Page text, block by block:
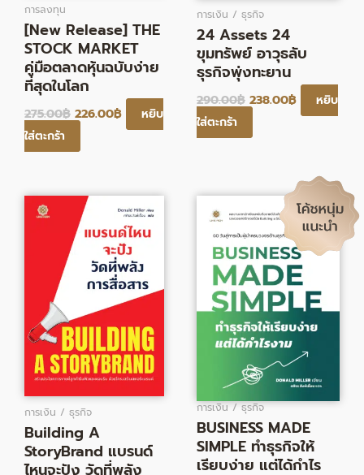
การลงทุน
[New Release] THE
STOCK MARKET
คู่มือตลาดหุ้นฉบับง่าย
ที่สุดในโลก
275.00฿ 226.00฿
หยิบ
ใส่ตะกร้า
การเงิน / ธุรกิจ
24 Assets 24
ขุมทรัพย์ อาวุธลับ
ธุรกิจพุ่งทะยาน
290.00฿ 238.00฿
หยิบ
ใส่ตะกร้า
การเงิน / ธุรกิจ
Building A
StoryBrand แบรนด์
ไหนจะปัง วัดที่พลัง
price
was:
315.00฿.
price
is:
258.00฿.
การเงิน / ธุรกิจ
BUSINESS MADE
SIMPLE ทําธุรกิจให้
เรียบง่าย แต่ได้กําไร
price
was:
313.00฿.
Current
price
is:
257.00฿.